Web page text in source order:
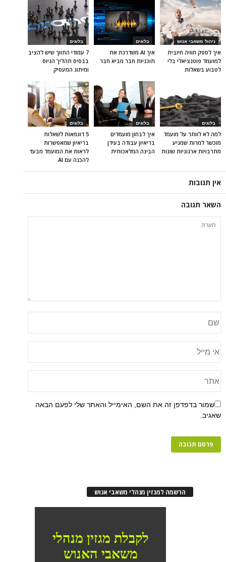
בלוגים
7 עמודי התווך שיש להציב
בבסיס תהליך הגיוס
ומיתוג המעסיק
בלוגים
איך AI משדרגת את
תוכניות חבר מביא חבר
ניהול משאבי אנוש
איך לספק חוויה חיובית
למועמד פוטנציאלי בלי
לטבוע בשאלות
בלוגים
5 דוגמאות לשאלות
בריאיון שמאפשרות
לראות את המועמד מבעד
להכנה עם AI
בלוגים
איך לבחון מועמדים
בריאיון עבודה בעידן
הבינה המלאכותית
בלוגים
למה לא לוותר על מועמד
מוכשר למרות שמגיע
מתרבויות ארגוניות שונות
אין תגובות
השאר תגובה
שמור בדפדפן זה את השם, האימייל והאתר שלי לפעם הבאה
שאגיב.
הרשמה למגזין מנהלי משאבי אנוש